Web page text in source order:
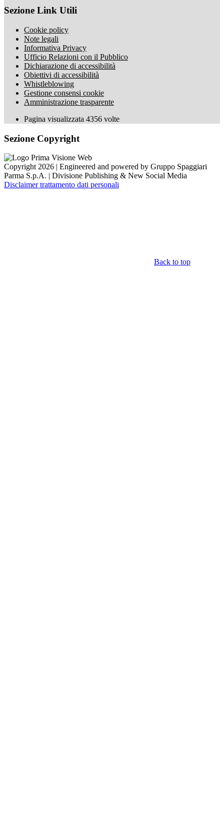
Sezione Link Utili
Cookie policy
Note legali
Informativa Privacy
Ufficio Relazioni con il Pubblico
Dichiarazione di accessibilità
Obiettivi di accessibilità
Whistleblowing
Gestione consensi cookie
Amministrazione trasparente
Pagina visualizzata 4356 volte
Sezione Copyright
Copyright 2026 | Engineered and powered by Gruppo Spaggiari
Parma S.p.A. | Divisione Publishing & New Social Media
Disclaimer trattamento dati personali
Back to top